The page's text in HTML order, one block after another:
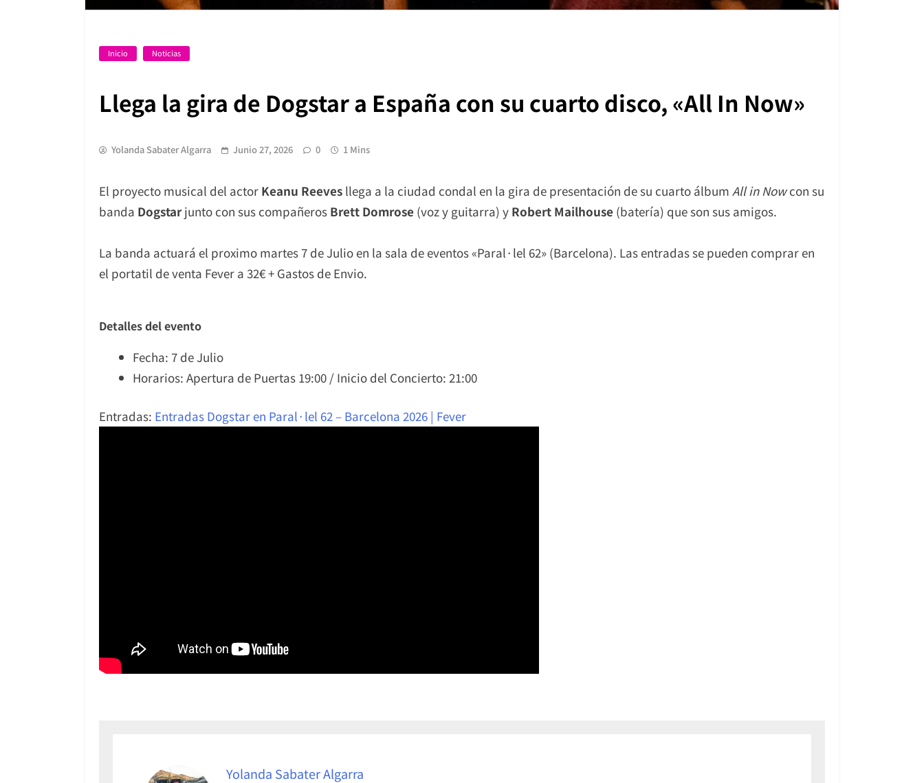
Inicio Noticias
Llega la gira de Dogstar a España con su cuarto disco, «All In Now»
Yolanda Sabater Algarra Junio 27, 2026 0 1 Mins
El proyecto musical del actor Keanu Reeves llega a la ciudad condal en la gira de presentación de su cuarto álbum All in Nowcon su
banda Dogstarjunto con sus compañeros Brett Domrose (voz y guitarra) y Robert Mailhouse (batería) que son sus amigos.
La banda actuará el proximo martes 7 de Julio en la sala de eventos «Paral·lel 62» (Barcelona). Las entradas se pueden comprar en
el portatil de venta Fever a 32€ + Gastos de Envio.
Detalles del evento
Fecha: 7 de Julio
Horarios: Apertura de Puertas 19:00 / Inicio del Concierto: 21:00
Entradas: Entradas Dogstar en Paral·lel 62 – Barcelona 2026 | Fever
Yolanda Sabater Algarra